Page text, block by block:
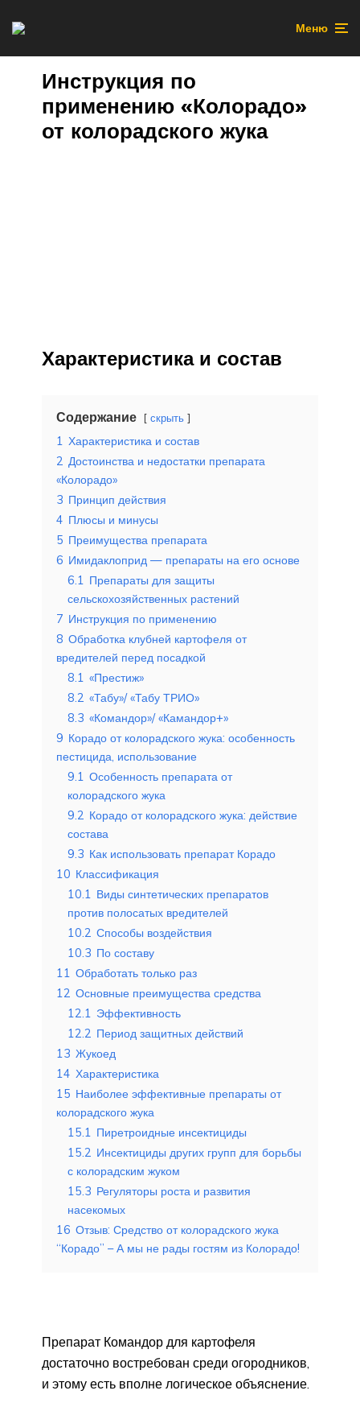
Меню
Инструкция по
применению «Колорадо»
от колорадского жука
Характеристика и состав
Содержание скрыть
1 Характеристика и состав
2 Достоинства и недостатки препарата
«Колорадо»
3 Принцип действия
4 Плюсы и минусы
5 Преимущества препарата
6 Имидаклоприд — препараты на его основе
6.1 Препараты для защиты
сельскохозяйственных растений
7 Инструкция по применению
8 Обработка клубней картофеля от
вредителей перед посадкой
8.1 «Престиж»
8.2 «Табу»/ «Табу ТРИО»
8.3 «Командор»/ «Камандор+»
9 Корадо от колорадского жука: особенность
пестицида, использование
9.1 Особенность препарата от
колорадского жука
9.2 Корадо от колорадского жука: действие
состава
9.3 Как использовать препарат Корадо
10 Классификация
10.1 Виды синтетических препаратов
против полосатых вредителей
10.2 Способы воздействия
10.3 По составу
11 Обработать только раз
12 Основные преимущества средства
12.1 Эффективность
12.2 Период защитных действий
13 Жукоед
14 Характеристика
15 Наиболее эффективные препараты от
колорадского жука
15.1 Пиретроидные инсектициды
15.2 Инсектициды других групп для борьбы
с колорадским жуком
15.3 Регуляторы роста и развития
насекомых
16 Отзыв: Средство от колорадского жука
“Корадо” – А мы не рады гостям из Колорадо!
Препарат Командор для картофеля
достаточно востребован среди огородников,
и этому есть вполне логическое объяснение.